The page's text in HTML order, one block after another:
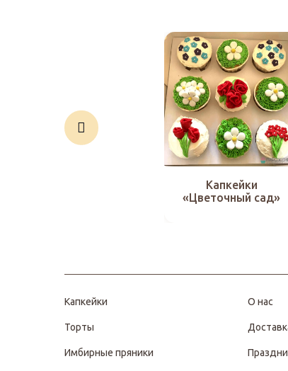
Капкейки
«Цветочный сад»
Капкейки
Торты
Имбирные пряники
О нас